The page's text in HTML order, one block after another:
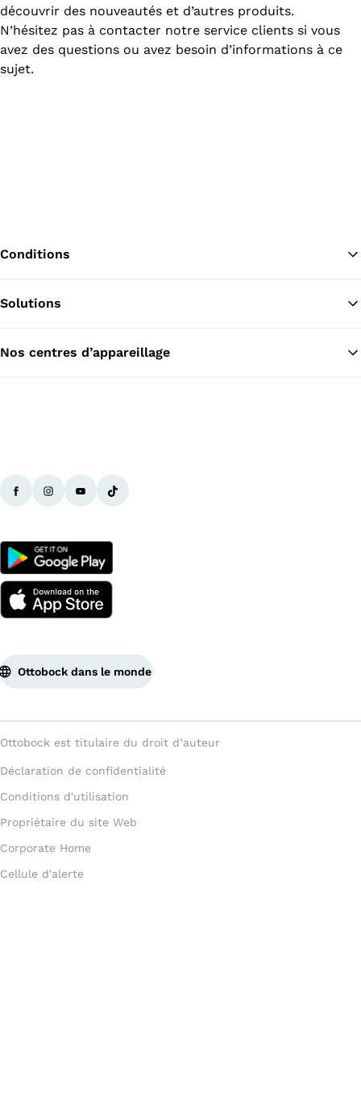
découvrir des nouveautés et d’autres produits.
N’hésitez pas à contacter notre service clients si vous
avez des questions ou avez besoin d’informations à ce
sujet.
Conditions
Solutions
Nos centres d’appareillage
Ottobock dans le monde
Ottobock est titulaire du droit d’auteur
Déclaration de confidentialité
Conditions d'utilisation
Propriétaire du site Web
Corporate Home
Cellule d'alerte